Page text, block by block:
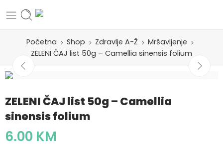
Početna Shop Zdravlje A-Ž
Mršavljenje
ZELENI ČAJ list 50g – Camellia sinensis folium
ZELENI ČAJ list 50g – Camellia
sinensis folium
6.00 KM